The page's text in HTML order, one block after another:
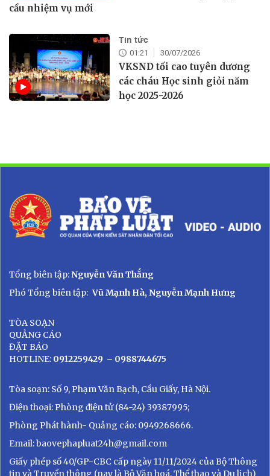
cầu nhiệm vụ mới
Tin tức
01:21 30/07/2026
VKSND tối cao tuyên dương
các cháu Học sinh giỏi năm
học 2025-2026
Tổng biên tập:Nguyễn Văn Thắng
Phó Tổng biên tập:Vũ Mạnh Hà, Nguyễn Mạnh Hưng
TÒA SOẠN
QUẢNG CÁO
ĐẶT BÁO
HOTLINE: 0912259429 – 0988744675
Tòa soạn: Số 9, Phạm Văn Bạch, Cầu Giấy, Hà Nội.
Điện thoại: Phòng điện tử (84-24) 39387995;
Phòng Phát hành- Quảng cáo: 0949268666.
Email: baovephapluat24h@gmail.com
Giấy phép số 40/GP-CBC cấp ngày 11/11/2024 của Bộ Thông
tin và Truyền thông (nay là Bộ Văn hoá, Thể thao và Du lịch)